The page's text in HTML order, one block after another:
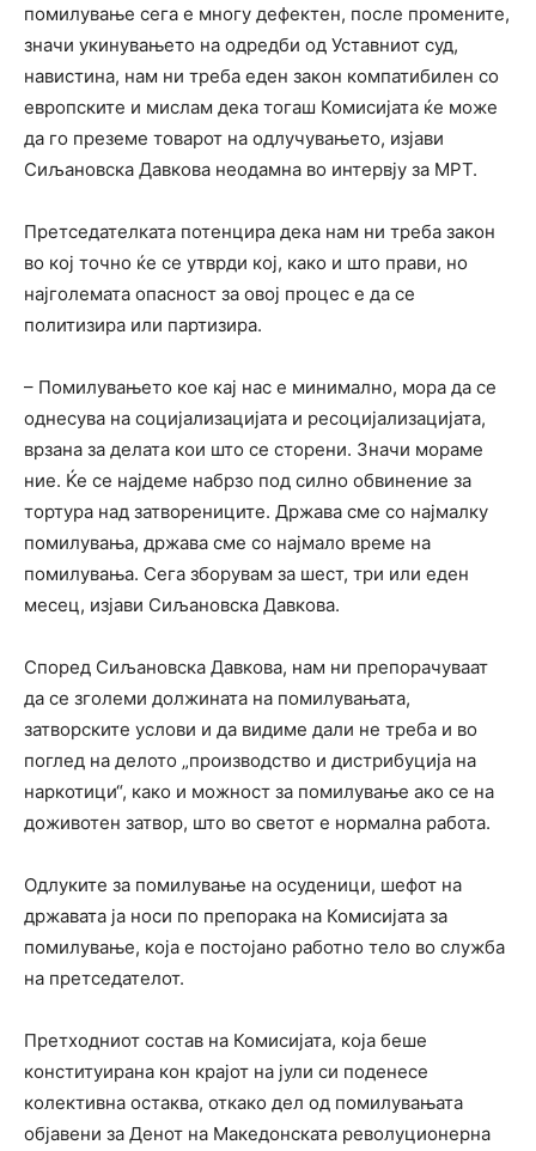
помилување сега е многу дефектен, после промените,
значи укинувањето на одредби од Уставниот суд,
навистина, нам ни треба еден закон компатибилен со
европските и мислам дека тогаш Комисијата ќе може
да го преземе товарот на одлучувањето, изјави
Сиљановска Давкова неодамна во интервју за МРТ.
Претседателката потенцира дека нам ни треба закон
во кој точно ќе се утврди кој, како и што прави, но
најголемата опасност за овој процес е да се
политизира или партизира.
– Помилувањето кое кај нас е минимално, мора да се
однесува на социјализацијата и ресоцијализацијата,
врзана за делата кои што се сторени. Значи мораме
ние. Ќе се најдеме набрзо под силно обвинение за
тортура над затворениците. Држава сме со најмалку
помилувања, држава сме со најмало време на
помилувања. Сега зборувам за шест, три или еден
месец, изјави Сиљановска Давкова.
Според Сиљановска Давкова, нам ни препорачуваат
да се зголеми должината на помилувањата,
затворските услови и да видиме дали не треба и во
поглед на делото „производство и дистрибуција на
наркотици“, како и можност за помилување ако се на
доживотен затвор, што во светот е нормална работа.
Одлуките за помилување на осуденици, шефот на
државата ја носи по препорака на Комисијата за
помилување, која е постојано работно тело во служба
на претседателот.
Претходниот состав на Комисијата, која беше
конституирана кон крајот на јули си поденесе
колективна остаква, откако дел од помилувањата
објавени за Денот на Македонската револуционерна